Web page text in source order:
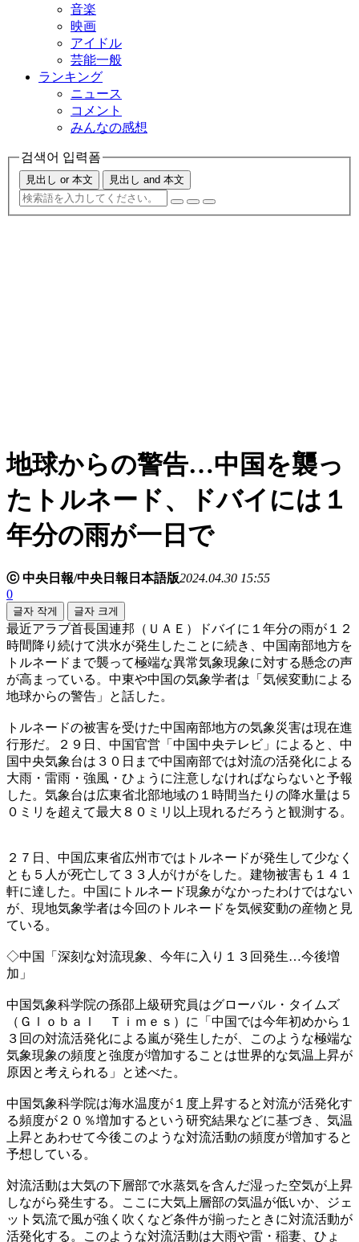
音楽
映画
アイドル
芸能一般
ランキング
ニュース
コメント
みんなの感想
검색어 입력폼
見出し or 本文 見出し and 本文
地球からの警告…中国を襲っ
たトルネード、ドバイには１
年分の雨が一日で
ⓒ 中央日報/中央日報日本語版2024.04.30 15:55
0
글자 작게 글자 크게
最近アラブ首長国連邦（ＵＡＥ）ドバイに１年分の雨が１２
時間降り続けて洪水が発生したことに続き、中国南部地方を
トルネードまで襲って極端な異常気象現象に対する懸念の声
が高まっている。中東や中国の気象学者は「気候変動による
地球からの警告」と話した。
トルネードの被害を受けた中国南部地方の気象災害は現在進
行形だ。２９日、中国官営「中国中央テレビ」によると、中
国中央気象台は３０日まで中国南部では対流の活発化による
大雨・雷雨・強風・ひょうに注意しなければならないと予報
した。気象台は広東省北部地域の１時間当たりの降水量は５
０ミリを超えて最大８０ミリ以上現れるだろうと観測する。
２７日、中国広東省広州市ではトルネードが発生して少なく
とも５人が死亡して３３人がけがをした。建物被害も１４１
軒に達した。中国にトルネード現象がなかったわけではない
が、現地気象学者は今回のトルネードを気候変動の産物と見
ている。
◇中国「深刻な対流現象、今年に入り１３回発生…今後増
加」
中国気象科学院の孫邵上級研究員はグローバル・タイムズ
（Ｇｌｏｂａｌ Ｔｉｍｅｓ）に「中国では今年初めから１
３回の対流活発化による嵐が発生したが、このような極端な
気象現象の頻度と強度が増加することは世界的な気温上昇が
原因と考えられる」と述べた。
中国気象科学院は海水温度が１度上昇すると対流が活発化す
る頻度が２０％増加するという研究結果などに基づき、気温
上昇とあわせて今後このような対流活動の頻度が増加すると
予想している。
対流活動は大気の下層部で水蒸気を含んだ湿った空気が上昇
しながら発生する。ここに大気上層部の気温が低いか、ジェ
ット気流で風が強く吹くなど条件が揃ったときに対流活動が
活発化する。このような対流活動は大雨や雷・稲妻、ひょ